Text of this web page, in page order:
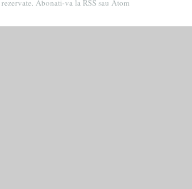
Abonati-va la RSS sau Atom